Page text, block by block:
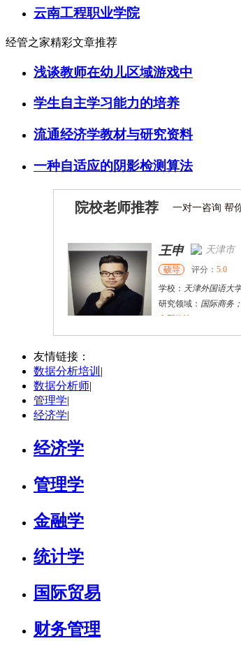
云南工程职业学院
经管之家精彩文章推荐
浅谈教师在幼儿区域游戏中
学生自主学习能力的培养
流通经济学教材与研究资料
一种自适应的阴影检测算法
院校老师推荐 一对一咨询 帮
王申 天津市
硕导 评分： 5.0
学校： 天津外国语大
研究领域： 国际商务
立即咨询
赵** 北京市
友情链接：
数据分析培训 |
数据分析师|
管理学|
经济学|
经济学
管理学
金融学
统计学
国际贸易
财务管理